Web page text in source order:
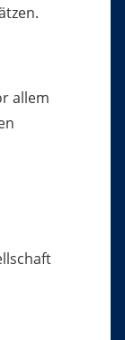
allem